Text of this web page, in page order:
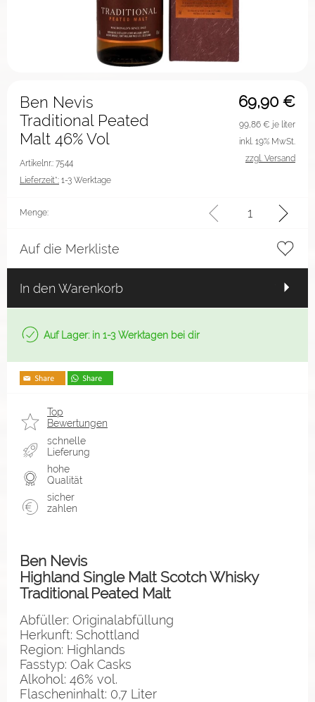
69,90 €
Ben Nevis
Traditional Peated
Malt 46% Vol
Artikelnr.: 7544
Lieferzeit*: 1-3 Werktage
99,86 € je liter
inkl. 19% MwSt.
zzgl. Versand
Menge:
Auf die Merkliste
In den Warenkorb
Auf Lager: in 1-3 Werktagen bei dir
Top
Bewertungen
schnelle
Lieferung
hohe
Qualität
sicher
zahlen
Ben Nevis
Highland Single Malt Scotch Whisky
Traditional Peated Malt
Abfüller: Originalabfüllung
Herkunft: Schottland
Region: Highlands
Fasstyp: Oak Casks
Alkohol: 46% vol.
Flascheninhalt: 0,7 Liter